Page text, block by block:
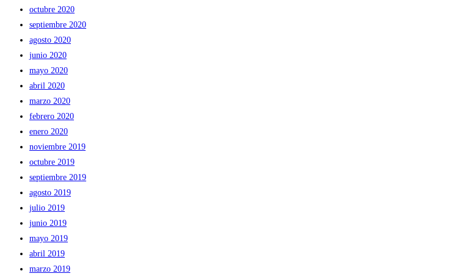
octubre 2020
septiembre 2020
agosto 2020
junio 2020
mayo 2020
abril 2020
marzo 2020
febrero 2020
enero 2020
noviembre 2019
octubre 2019
septiembre 2019
agosto 2019
julio 2019
junio 2019
mayo 2019
abril 2019
marzo 2019